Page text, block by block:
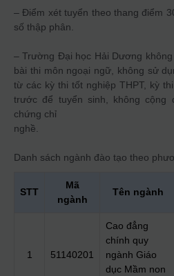
– Điểm xét tuyển theo thang điểm
số thập phân.
– Trường Đại học Hải Dương
bài thi môn ngoại ngữ, không sử
từ các kỳ thi tốt nghiệp THPT, kỳ
trước để tuyển sinh, không cộng
chứng chỉ
nghề.
Danh sách ngành đào tạo theo
STT
Mã
ngành
Tên ngành
1 51140201
Cao đẳng
chính quy
ngành Giáo
dục Mầm non